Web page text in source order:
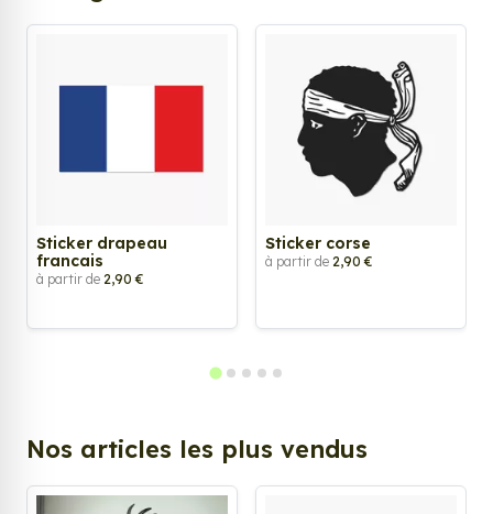
Sticker drapeau
francais
à partir de 2,90 €
Sticker corse
à partir de 2,90 €
Nos articles les plus vendus